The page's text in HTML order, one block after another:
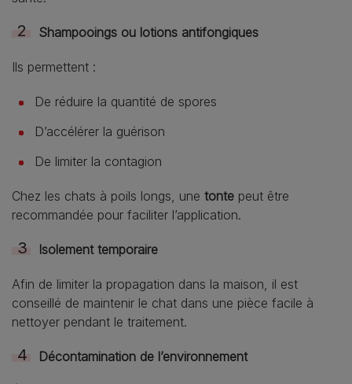
Shampooings ou lotions antifongiques
Ils permettent :
De réduire la quantité de spores
D’accélérer la guérison
De limiter la contagion
Chez les chats à poils longs, une tonte peut être
recommandée pour faciliter l’application.
Isolement temporaire
Afin de limiter la propagation dans la maison, il est
conseillé de maintenir le chat dans une pièce facile à
nettoyer pendant le traitement.
Décontamination de l’environnement